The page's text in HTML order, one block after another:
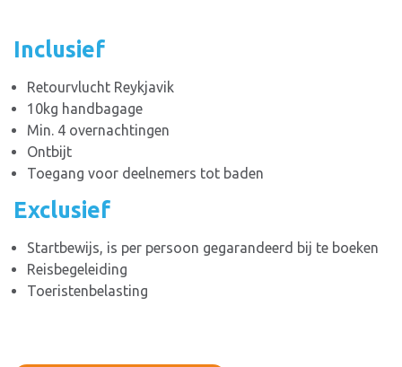
Inclusief
Retourvlucht Reykjavik
10kg handbagage
Min. 4 overnachtingen
Ontbijt
Toegang voor deelnemers tot baden
Exclusief
Startbewijs, is per persoon gegarandeerd bij te boeken
Reisbegeleiding
Toeristenbelasting